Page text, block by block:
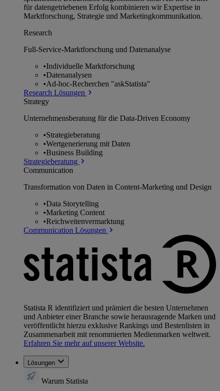
für datengetriebenen Erfolg kombinieren wir Expertise in
Marktforschung, Strategie und Marketingkommunikation.
Research
Full-Service-Marktforschung und Datenanalyse
•Individuelle Marktforschung
•Datenanalysen
•Ad-hoc-Recherchen "askStatista"
Research Lösungen
Strategy
Unternehmens­beratung für die Data-Driven Economy
•Strategieberatung
•Wertgenerierung mit Daten
•Business Building
Strategieberatung
Communication
Transformation von Daten in Content-Marketing und Design
•Data Storytelling
•Marketing Content
•Reichweitenvermarktung
Communication Lösungen
Statista R identifiziert und prämiert die besten Unternehmen
und Anbieter einer Branche sowie herausragende Marken und
veröffentlicht hierzu exklusive Rankings und Bestenlisten in
Zusammenarbeit mit renommierten Medienmarken weltweit.
Erfahren Sie mehr auf unserer Website.
Lösungen
Warum Statista